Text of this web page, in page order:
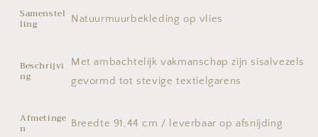
Samenstel
ling Natuurmuurbekleding op vlies
Beschrijvi
ng
Met ambachtelijk vakmanschap zijn sisalvezels
gevormd tot stevige textielgarens
Afmetinge
n Breedte 91,44 cm / leverbaar op afsnijding